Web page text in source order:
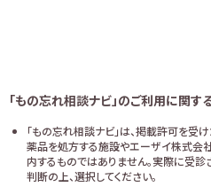
「もの忘れ相談ナビ」のご利用に関す
「もの忘れ相談ナビ」は、掲載許可を受
薬品を処方する施設やエーザイ株式会社
内するものではありません。実際に受診
判断の上、選択してください。